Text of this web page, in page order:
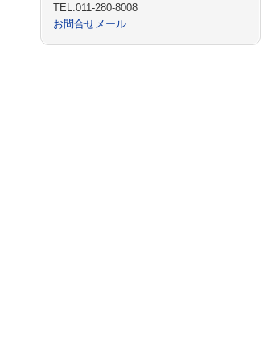
TEL:011-280-8008
お問合せメール